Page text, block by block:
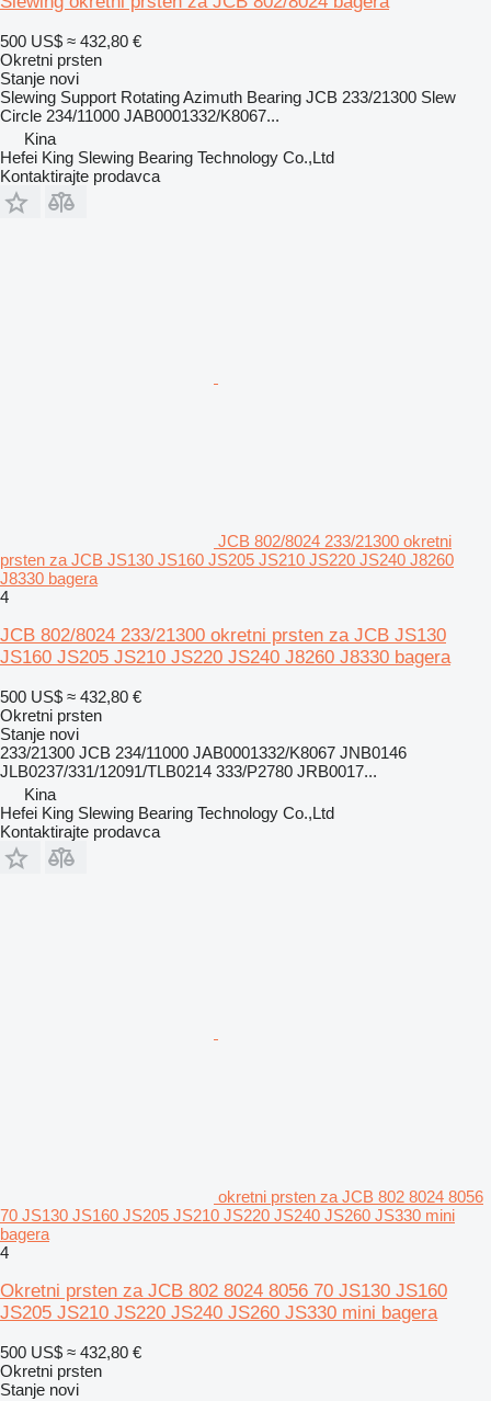
500 US$ ≈ 432,80 €
Okretni prsten
Stanje novi
Slewing Support Rotating Azimuth Bearing JCB 233/21300 Slew
Circle 234/11000 JAB0001332/K8067...
Kina
Hefei King Slewing Bearing Technology Co.,Ltd
Kontaktirajte prodavca
JCB 802/8024 233/21300 okretni
prsten za JCB JS130 JS160 JS205 JS210 JS220 JS240 J8260
J8330 bagera
4
JCB 802/8024 233/21300 okretni prsten za JCB JS130
JS160 JS205 JS210 JS220 JS240 J8260 J8330 bagera
500 US$ ≈ 432,80 €
Okretni prsten
Stanje novi
233/21300 JCB 234/11000 JAB0001332/K8067 JNB0146
JLB0237/331/12091/TLB0214 333/P2780 JRB0017...
Kina
Hefei King Slewing Bearing Technology Co.,Ltd
Kontaktirajte prodavca
okretni prsten za JCB 802 8024 8056
70 JS130 JS160 JS205 JS210 JS220 JS240 JS260 JS330 mini
bagera
4
Okretni prsten za JCB 802 8024 8056 70 JS130 JS160
JS205 JS210 JS220 JS240 JS260 JS330 mini bagera
500 US$ ≈ 432,80 €
Okretni prsten
Stanje novi